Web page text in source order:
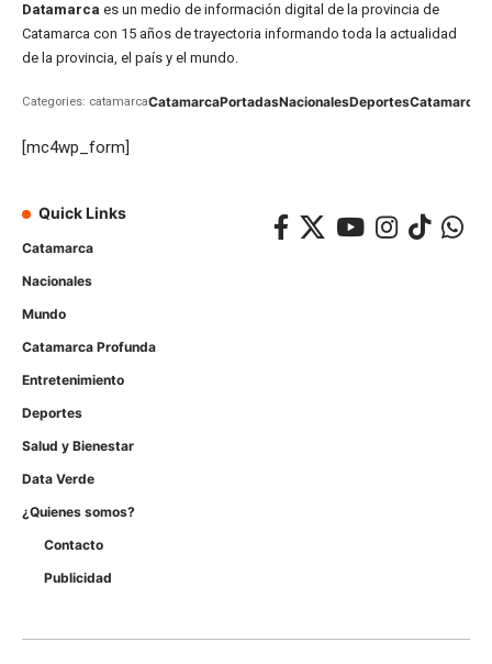
Datamarca es un medio de información digital de la provincia de
Catamarca con 15 años de trayectoria informando toda la actualidad
de la provincia, el país y el mundo.
Categories: catamarcaCatamarcaPortadasNacionalesDeportesCatamarca
[mc4wp_form]
Quick Links
Catamarca
Nacionales
Mundo
Catamarca Profunda
Entretenimiento
Deportes
Salud y Bienestar
Data Verde
¿Quienes somos?
Contacto
Publicidad